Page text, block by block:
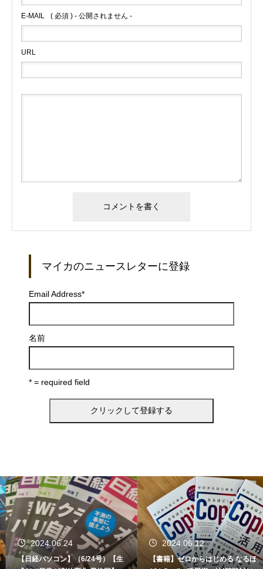
E-MAIL ( 必須 ) - 公開されません -
URL
マイカのニュースレターに登録
Email Address*
名前
* = required field
2024.06.24
【日経パソコン】（6/24号）【生
2024.06.12
【書籍】ゼロからはじめる なるほ